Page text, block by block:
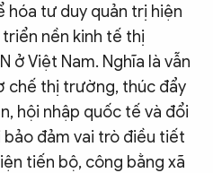
tư duy quản trị hiện
nền kinh tế thị
ở Việt Nam. Nghĩa là vẫn
chế thị trường, thúc đẩy
hội nhập quốc tế và đổi
đảm vai trò điều tiết
tiến bộ, công bằng xã